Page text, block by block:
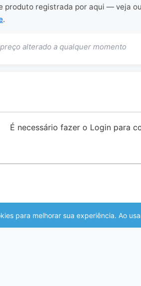
produto registrada por aqui — veja
.
alterado a qualquer momento
É necessário fazer o Login para